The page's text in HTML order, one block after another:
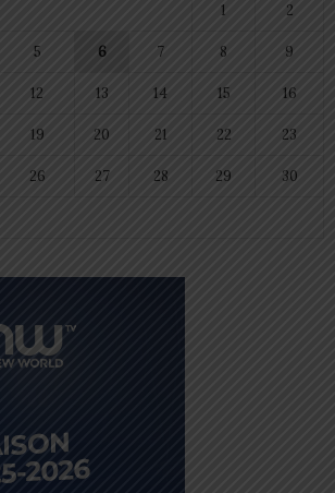
1 2
5 6 7 8 9
12 13 14 15 16
19 20 21 22 23
26 27 28 29 30